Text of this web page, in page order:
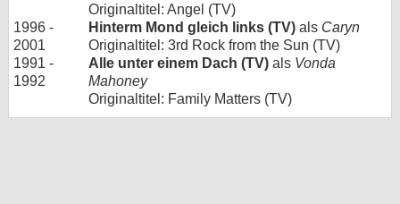
Originaltitel: Angel (TV)
1996 -
2001
Hinterm Mond gleich links (TV) als Caryn
Originaltitel: 3rd Rock from the Sun (TV)
1991 -
1992
Alle unter einem Dach (TV) als Vonda
Mahoney
Originaltitel: Family Matters (TV)